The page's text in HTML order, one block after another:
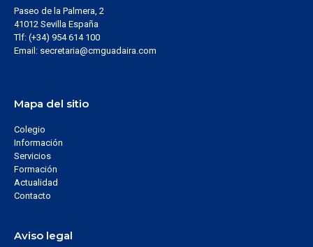
Paseo de la Palmera, 2
41012 Sevilla España
Tlf: (+34) 954 614 100
Email: secretaria@cmguadaira.com
Mapa del sitio
Colegio
Información
Servicios
Formación
Actualidad
Contacto
Aviso legal